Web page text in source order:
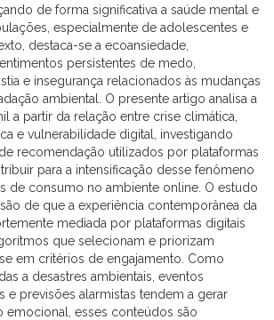
de forma significativa a saúde mental e
especialmente de adolescentes e
destaca-se a ecoansiedade,
persistentes de medo,
e insegurança relacionados às mudanças
ambiental. O presente artigo analisa a
a partir da relação entre crise climática,
e vulnerabilidade digital, investigando
recomendação utilizados por plataformas
para a intensificação desse fenômeno
de consumo no ambiente online. O estudo
de que a experiência contemporânea da
mediada por plataformas digitais
que selecionam e priorizam
em critérios de engajamento. Como
a desastres ambientais, eventos
e previsões alarmistas tendem a gerar
emocional, esses conteúdos são